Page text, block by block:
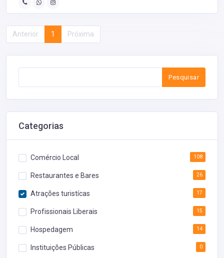
Anterior 1 Próxima
Pesquisar
Categorias
Comércio Local 108
Restaurantes e Bares 26
Atrações turistícas 17
Profissionais Liberais 15
Hospedagem 14
Instituições Públicas 0